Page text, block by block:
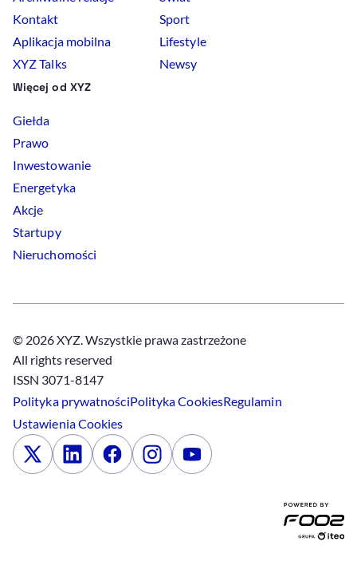
Kontakt
Aplikacja mobilna
XYZ Talks
Sport
Lifestyle
Newsy
Więcej od XYZ
Giełda
Prawo
Inwestowanie
Energetyka
Akcje
Startupy
Nieruchomości
© 2026 XYZ. Wszystkie prawa zastrzeżone
All rights reserved
ISSN 3071-8147
Polityka prywatnościPolitykaCookiesRegulamin
UstawieniaCookies
x LinkedinFacebookInstagramYoutube